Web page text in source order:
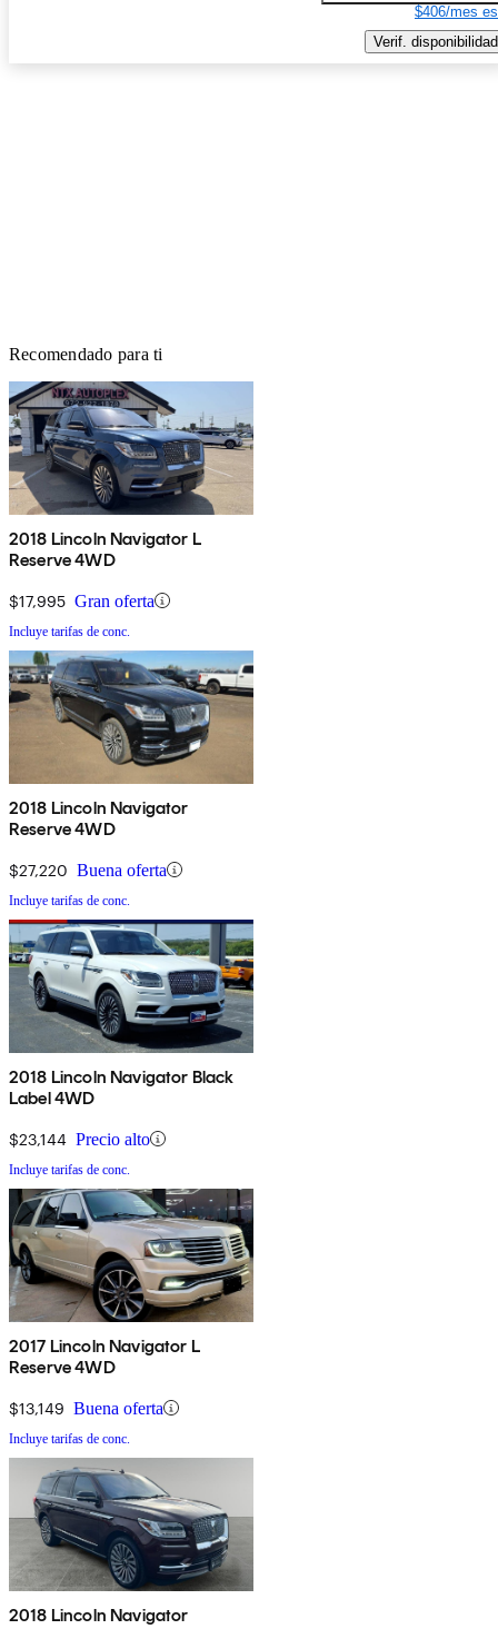
$406/mes
Verif. disponibilidad
Recomendado para ti
2018 Lincoln Navigator L
Reserve 4WD
$17,995 Gran oferta
Incluye tarifas de conc.
2018 Lincoln Navigator
Reserve 4WD
$27,220 Buena oferta
Incluye tarifas de conc.
2018 Lincoln Navigator Black
Label 4WD
$23,144 Precio alto
Incluye tarifas de conc.
2017 Lincoln Navigator L
Reserve 4WD
$13,149 Buena oferta
Incluye tarifas de conc.
2018 Lincoln Navigator